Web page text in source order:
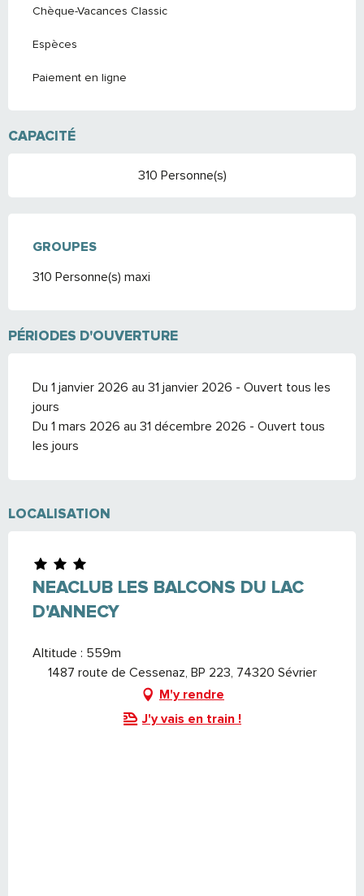
Chèque-Vacances Classic
Espèces
Paiement en ligne
CAPACITÉ
310 Personne(s)
GROUPES
GROUPES
310 Personne(s) maxi
PÉRIODES D'OUVERTURE
Du 1 janvier 2026 au 31 janvier 2026 - Ouvert tous les
jours
Du 1 mars 2026 au 31 décembre 2026 - Ouvert tous
les jours
LOCALISATION
NEACLUB LES BALCONS DU LAC
D'ANNECY
Altitude : 559m
1487 route de Cessenaz, BP 223, 74320 Sévrier
M'y rendre
J'y vais en train !